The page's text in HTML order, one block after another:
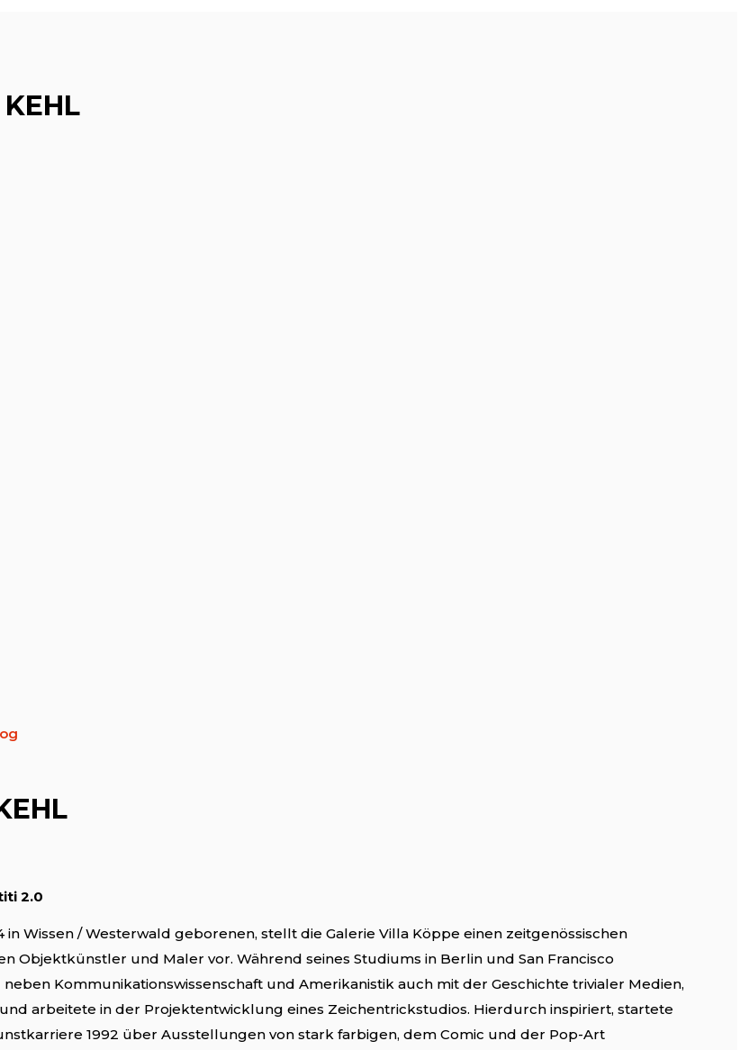
2.0
in Wissen / Westerwald geborenen, stellt die Galerie Villa Köppe einen zeitgenössischen
Objektkünstler und Maler vor. Während seines Studiums in Berlin und San Francisco
Kommunikationswissenschaft und Amerikanistik auch mit der Geschichte trivialer Medien,
arbeitete in der Projektentwicklung eines Zeichentrickstudios. Hierdurch inspiriert, startete
1992 über Ausstellungen von stark farbigen, dem Comic und der Pop-Art